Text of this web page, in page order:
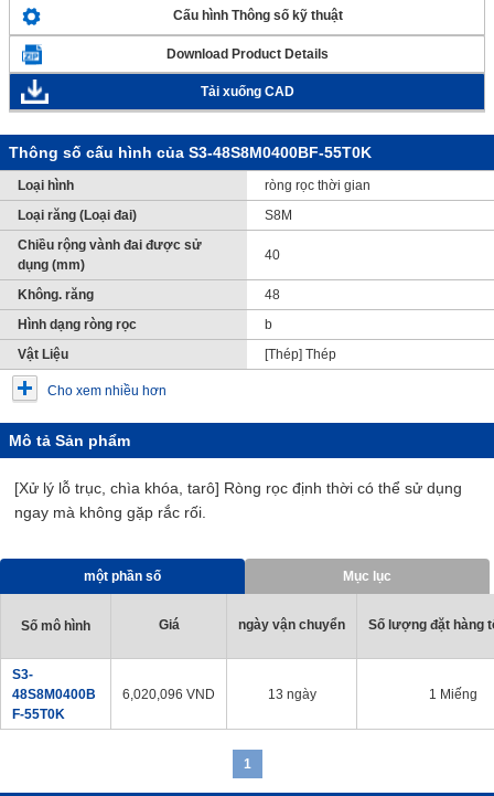
Cấu hình Thông số kỹ thuật
Download Product Details
Tải xuống CAD
Thông số cấu hình của S3-48S8M0400BF-55T0K
Loại hình
ròng rọc thời gian
Loại răng (Loại đai)
S8M
Chiều rộng vành đai được sử
dụng (mm)
40
Không. răng
48
Hình dạng ròng rọc
b
Vật Liệu
[Thép] Thép
Cho xem nhiều hơn
Mô tả Sản phẩm
[Xử lý lỗ trục, chìa khóa, tarô] Ròng rọc định thời có thể sử dụng
ngay mà không gặp rắc rối.
một phần số Mục lục
Số mô hình Giá ngày vận chuyển Số lượng đặt hàng
S3-
48S8M0400B
F-55T0K
6,020,096 VND 13 ngày 1 Miếng
1